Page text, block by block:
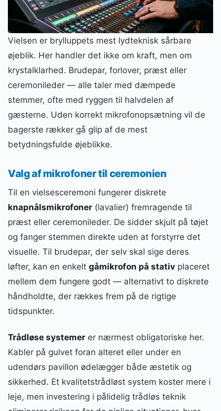
Vielsen er brylluppets mest lydteknisk sårbare
øjeblik. Her handler det ikke om kraft, men om
krystalklarhed. Brudepar, forlover, præst eller
ceremonileder — alle taler med dæmpede
stemmer, ofte med ryggen til halvdelen af
gæsterne. Uden korrekt mikrofonopsætning vil de
bagerste rækker gå glip af de mest
betydningsfulde øjeblikke.
Valg af mikrofoner til ceremonien
Til en vielsesceremoni fungerer diskrete
knapnålsmikrofoner (lavalier) fremragende til
præst eller ceremonileder. De sidder skjult på tøjet
og fanger stemmen direkte uden at forstyrre det
visuelle. Til brudepar, der selv skal sige deres
løfter, kan en enkelt gåmikrofon på stativ placeret
mellem dem fungere godt — alternativt to diskrete
håndholdte, der rækkes frem på de rigtige
tidspunkter.
Trådløse systemer er nærmest obligatoriske her.
Kabler på gulvet foran alteret eller under en
udendørs pavillon ødelægger både æstetik og
sikkerhed. Et kvalitetstrådløst system koster mere i
leje, men investering i pålidelig trådløs teknik